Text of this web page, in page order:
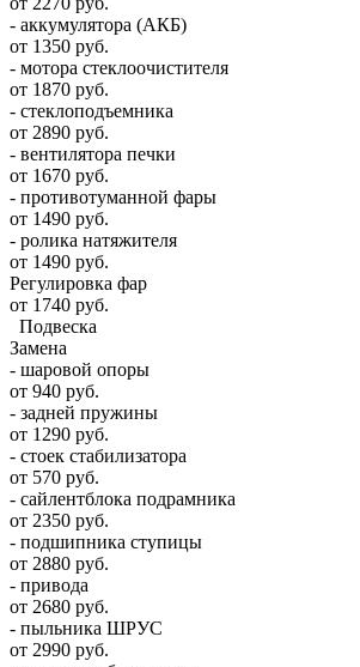
- аккумулятора (АКБ)
от 1350 руб.
- мотора стеклоочистителя
от 1870 руб.
- стеклоподъемника
от 2890 руб.
- вентилятора печки
от 1670 руб.
- противотуманной фары
от 1490 руб.
- ролика натяжителя
от 1490 руб.
Регулировка фар
от 1740 руб.
Подвеска
Замена
- шаровой опоры
от 940 руб.
- задней пружины
от 1290 руб.
- стоек стабилизатора
от 570 руб.
- сайлентблока подрамника
от 2350 руб.
- подшипника ступицы
от 2880 руб.
- привода
от 2680 руб.
- пыльника ШРУС
от 2990 руб.